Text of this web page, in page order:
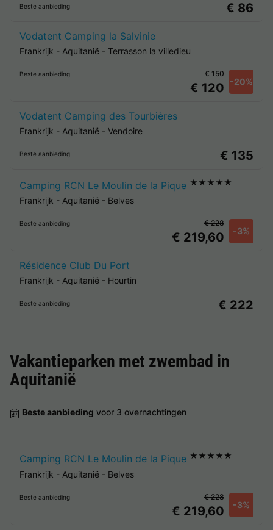
Beste aanbieding € 86
Vodatent Camping la Salvinie
Frankrijk - Aquitanië - Terrasson la villedieu
Beste aanbieding
€ 120 -20%
€ 150
Vodatent Camping des Tourbières
Frankrijk - Aquitanië - Vendoire
Beste aanbieding € 135
Camping RCN Le Moulin de la Pique ★★★★★
Frankrijk - Aquitanië - Belves
Beste aanbieding
€ 219,60 -3%
€ 228
Résidence Club Du Port
Frankrijk - Aquitanië - Hourtin
Beste aanbieding € 222
Vakantieparken met zwembad in
Aquitanië
Beste aanbieding voor 3 overnachtingen
Camping RCN Le Moulin de la Pique ★★★★★
Frankrijk - Aquitanië - Belves
Beste aanbieding
€ 219,60 -3%
€ 228